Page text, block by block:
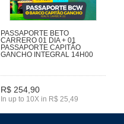
PASSAPORTE BETO
CARRERO 01 DIA + 01
PASSAPORTE CAPITÃO
GANCHO INTEGRAL 14H00
R$ 254,90
In up to 10X in R$ 25,49